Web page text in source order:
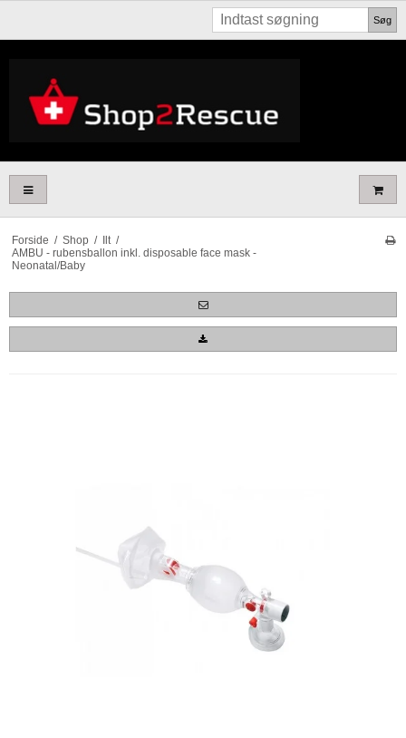
Søg
Forside / Shop / Ilt /
AMBU - rubensballon inkl. disposable face mask -
Neonatal/Baby